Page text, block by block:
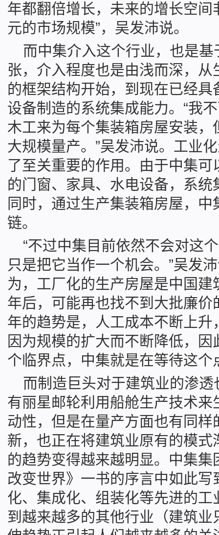
年都翻倍增长，未来的增长空
元的市场规模”，吴发沛说。
而中集介入这个行业，也是
张，介入程度也是由浅而深，
的框架结构开始，到现在已经
设备制造的系统集成能力。“我
木工来为每个集装箱房屋安装
大规模量产。”吴发沛说。工业
了至关重要的作用。由于中集
的门窗、家具、水电设备，系
同时，通过生产集装箱房屋，
链。
“不过中集目前依然不会对这
只是把它当作一个机会。”吴发
为，工厂化的生产房屋是中国
年后，可能再也找不到大批廉
年的趋势是，人工成本不断上
因为规模的扩大而不断降低，
个临界点，中集就是在等待这个
而制造巨头对于建筑业的渗
有丽星邮轮利用船舱生产技术
动性，但是在量产方面也有同
新，也正在将建筑业原有的模
的趋势变得越来越明显。中集
改变世界》一书的序言中如此
化、集成化、组装化等先进的
到越来越多的其他行业（建筑